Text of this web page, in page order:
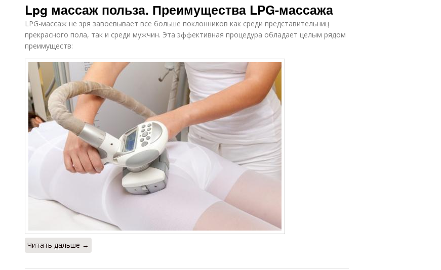
Lpg массаж польза. Преимущества LPG-массажа
LPG-массаж не зря завоевывает все больше поклонников как среди представительниц
прекрасного пола, так и среди мужчин. Эта эффективная процедура обладает целым рядом
преимуществ:
Читать дальше →